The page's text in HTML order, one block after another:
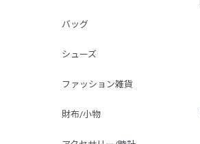
バッグ
シューズ
ファッション雑貨
財布/小物